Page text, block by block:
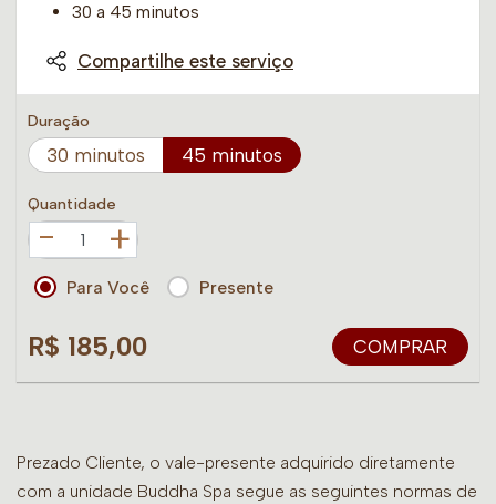
30 a 45 minutos
Compartilhe este serviço
Duração
30 minutos 45 minutos
Quantidade
+
Para Você Presente
R$ 185,00 COMPRAR
Prezado Cliente, o vale-presente adquirido diretamente
com a unidade Buddha Spa segue as seguintes normas de